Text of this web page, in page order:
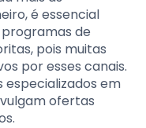
é essencial
de
pois muitas
por esses canais.
especializados em
ofertas